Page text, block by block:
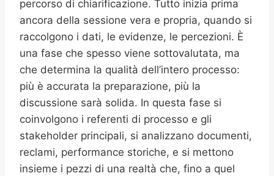
percorso di chiarificazione. Tutto inizia prima
ancora della sessione vera e propria, quando si
raccolgono i dati, le evidenze, le percezioni. È
una fase che spesso viene sottovalutata, ma
che determina la qualità dell’intero processo:
più è accurata la preparazione, più la
discussione sarà solida. In questa fase si
coinvolgono i referenti di processo e gli
stakeholder principali, si analizzano documenti,
reclami, performance storiche, e si mettono
insieme i pezzi di una realtà che, fino a quel